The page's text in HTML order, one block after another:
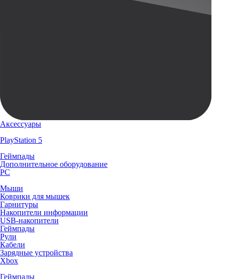
Аксессуары
PlayStation 5
Геймпады
Дополнительное оборудование
PC
Мыши
Коврики для мышек
Гарнитуры
Накопители информации
USB-накопители
Геймпады
Рули
Кабели
Зарядные устройства
Xbox
Геймпады